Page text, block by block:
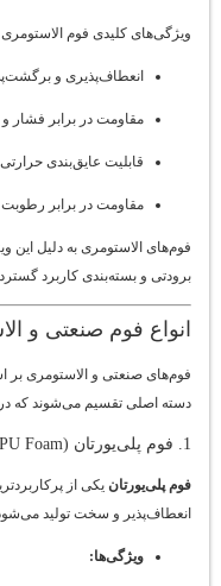
ویژگی‌های کلیدی فوم الاستومری
انعطاف‌پذیری و
مقاومت در برابر فشار و
قابلیت عایق‌بندی حرارتی
مقاومت در برابر رطوبت و
فوم‌های الاستومری به دلیل این
برودتی و بسته‌بندی کاربرد
انواع فوم صنعتی و
فوم‌های صنعتی و الاستومری بر
دسته اصلی تقسیم می‌شوند که در
فوم پلی‌یورتانیکی از
انعطاف‌پذیر و سخت تولید می‌شود.
ویژگی‌ها: